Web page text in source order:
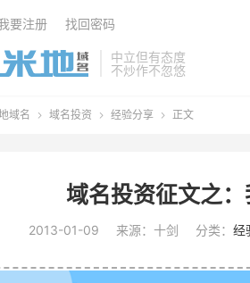
中立但有态度
不炒作不忽悠
要注册 找回密码
域名  域名投资  经验分享  正文
域名投资征文之
2013-01-09 来源：十剑 分类： 经